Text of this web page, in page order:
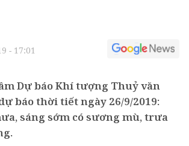
- 17:01
Dự báo Khí tượng Thuỷ văn
báo thời tiết ngày 26/9/2019:
sáng sớm có sương mù, trưa